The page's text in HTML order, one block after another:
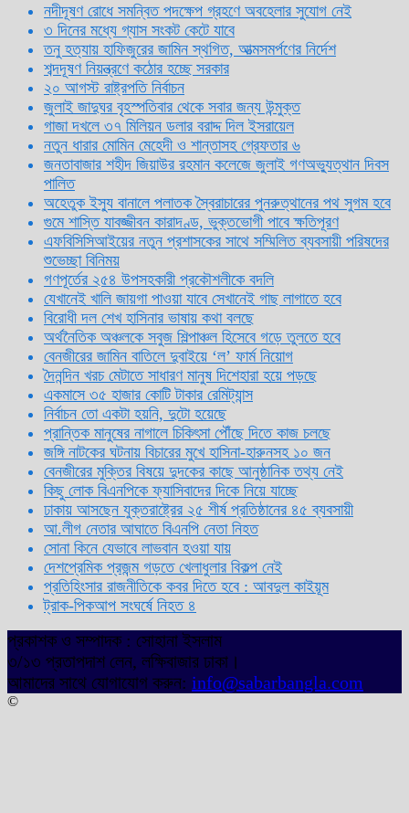
নদীদূষণ রোধে সমন্বিত পদক্ষেপ গ্রহণে অবহেলার সুযোগ নেই
৩ দিনের মধ্যে গ্যাস সংকট কেটে যাবে
তনু হত্যায় হাফিজুরের জামিন স্থগিত, আত্মসমর্পণের নির্দেশ
শব্দদূষণ নিয়ন্ত্রণে কঠোর হচ্ছে সরকার
২০ আগস্ট রাষ্ট্রপতি নির্বাচন
জুলাই জাদুঘর বৃহস্পতিবার থেকে সবার জন্য উন্মুক্ত
গাজা দখলে ৩৭ মিলিয়ন ডলার বরাদ্দ দিল ইসরায়েল
নতুন ধারার মোমিন মেহেদী ও শান্তাসহ গ্রেফতার ৬
জনতাবাজার শহীদ জিয়াউর রহমান কলেজে জুলাই গণঅভ্যুত্থান দিবস
পালিত
অহেতুক ইস্যু বানালে পলাতক স্বৈরাচারের পুনরুত্থানের পথ সুগম হবে
গুমে শাস্তি যাবজ্জীবন কারাদণ্ড, ভুক্তভোগী পাবে ক্ষতিপূরণ
এফবিসিসিআইয়ের নতুন প্রশাসকের সাথে সম্মিলিত ব্যবসায়ী পরিষদের
শুভেচ্ছা বিনিময়
গণপূর্তের ২৫৪ উপসহকারী প্রকৌশলীকে বদলি
যেখানেই খালি জায়গা পাওয়া যাবে সেখানেই গাছ লাগাতে হবে
বিরোধী দল শেখ হাসিনার ভাষায় কথা বলছে
অর্থনৈতিক অঞ্চলকে সবুজ শিল্পাঞ্চল হিসেবে গড়ে তুলতে হবে
বেনজীরের জামিন বাতিলে দুবাইয়ে ‌‘ল’ ফার্ম নিয়োগ
দৈনন্দিন খরচ মেটাতে সাধারণ মানুষ দিশেহারা হয়ে পড়ছে
একমাসে ৩৫ হাজার কোটি টাকার রেমিট্যান্স
নির্বাচন তো একটা হয়নি, দুটো হয়েছে
প্রান্তিক মানুষের নাগালে চিকিৎসা পৌঁছে দিতে কাজ চলছে
জঙ্গি নাটকের ঘটনায় বিচারের মুখে হাসিনা-হারুনসহ ১০ জন
বেনজীরের মুক্তির বিষয়ে দুদকের কাছে আনুষ্ঠানিক তথ্য নেই
কিছু লোক বিএনপিকে ফ্যাসিবাদের দিকে নিয়ে যাচ্ছে
ঢাকায় আসছেন যুক্তরাষ্ট্রের ২৫ শীর্ষ প্রতিষ্ঠানের ৪৫ ব্যবসায়ী
আ.লীগ নেতার আঘাতে বিএনপি নেতা নিহত
সোনা কিনে যেভাবে লাভবান হওয়া যায়
দেশপ্রেমিক প্রজন্ম গড়তে খেলাধুলার বিকল্প নেই
প্রতিহিংসার রাজনীতিকে কবর দিতে হবে : আবদুল কাইয়ূম
ট্রাক-পিকআপ সংঘর্ষে নিহত ৪
প্রকাশক ও সম্পাদক : সোহানা ইসলাম
৩/১৩ প্রতাপদাশ লেন, লক্ষিবাজার ঢাকা।
আমাদের সাথে যোগাযোগ করুন: info@sabarbangla.com
©